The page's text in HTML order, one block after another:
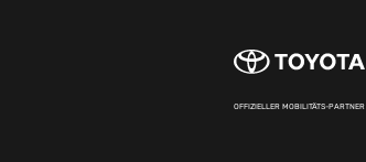
OFFIZIELLER MOBILITÄTS-PARTNER